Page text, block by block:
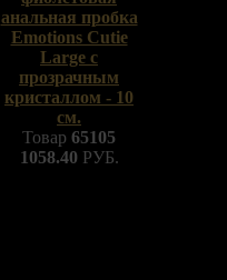
анальная пробка
Emotions Cutie
Large с
прозрачным
кристаллом - 10
см.
Товар 65105
1058.40РУБ.